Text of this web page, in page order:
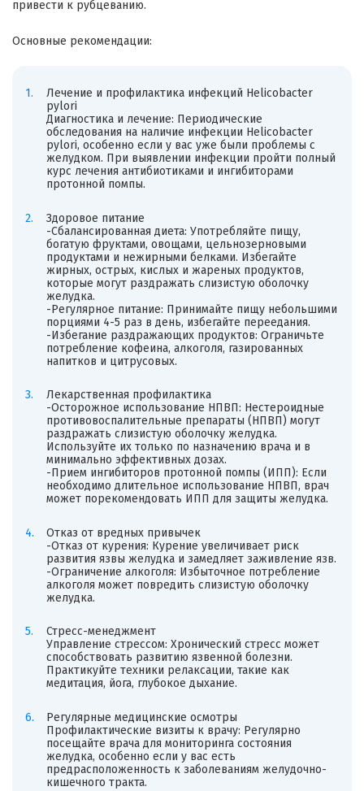
привести к рубцеванию.
Основные рекомендации:
Лечение и профилактика инфекций Helicobacter
pylori
Диагностика и лечение: Периодические
обследования на наличие инфекции Helicobacter
pylori, особенно если у вас уже были проблемы с
желудком. При выявлении инфекции пройти полный
курс лечения антибиотиками и ингибиторами
протонной помпы.
Здоровое питание
-Сбалансированная диета: Употребляйте пищу,
богатую фруктами, овощами, цельнозерновыми
продуктами и нежирными белками. Избегайте
жирных, острых, кислых и жареных продуктов,
которые могут раздражать слизистую оболочку
желудка.
-Регулярное питание: Принимайте пищу небольшими
порциями 4-5 раз в день, избегайте переедания.
-Избегание раздражающих продуктов: Ограничьте
потребление кофеина, алкоголя, газированных
напитков и цитрусовых.
Лекарственная профилактика
-Осторожное использование НПВП: Нестероидные
противовоспалительные препараты (НПВП) могут
раздражать слизистую оболочку желудка.
Используйте их только по назначению врача и в
минимально эффективных дозах.
-Прием ингибиторов протонной помпы (ИПП): Если
необходимо длительное использование НПВП, врач
может порекомендовать ИПП для защиты желудка.
Отказ от вредных привычек
-Отказ от курения: Курение увеличивает риск
развития язвы желудка и замедляет заживление язв.
-Ограничение алкоголя: Избыточное потребление
алкоголя может повредить слизистую оболочку
желудка.
Стресс-менеджмент
Управление стрессом: Хронический стресс может
способствовать развитию язвенной болезни.
Практикуйте техники релаксации, такие как
медитация, йога, глубокое дыхание.
Регулярные медицинские осмотры
Профилактические визиты к врачу: Регулярно
посещайте врача для мониторинга состояния
желудка, особенно если у вас есть
предрасположенность к заболеваниям желудочно-
кишечного тракта.